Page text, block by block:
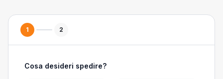
1 2
Cosa desideri spedire?